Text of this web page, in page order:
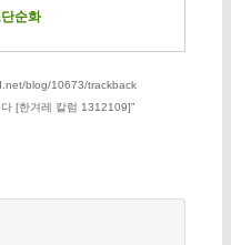
순화
blog/10673/trackback
[한겨레 칼럼 1312109]”